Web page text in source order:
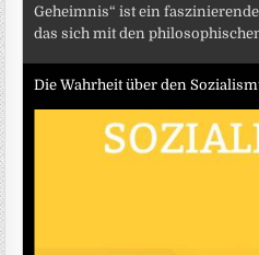
Geheimnis“ ist ein
das sich mit den
Die Wahrheit über den